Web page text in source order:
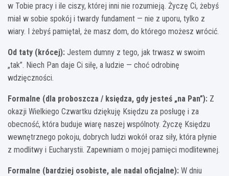
w Tobie pracy i ile ciszy, której inni nie rozumieją. Życzę Ci, żebyś
miał w sobie spokój i twardy fundament — nie z uporu, tylko z
wiary. I żebyś pamiętał, że masz dom, do którego możesz wrócić.
Od taty (krócej): Jestem dumny z tego, jak trwasz w swoim
„tak”. Niech Pan daje Ci siłę, a ludzie — choć odrobinę
wdzięczności.
Formalne (dla proboszcza / księdza, gdy jesteś „na Pan”): Z
okazji Wielkiego Czwartku dziękuję Księdzu za posługę i za
obecność, która buduje wiarę naszej wspólnoty. Życzę Księdzu
wewnętrznego pokoju, dobrych ludzi wokół oraz siły, która płynie
z modlitwy i Eucharystii. Zapewniam o mojej pamięci modlitewnej.
Formalne (bardziej osobiste, ale nadal oficjalne): W dniu